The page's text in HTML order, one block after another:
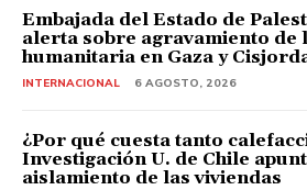
i
o
Embajada del Estado de
alerta sobre agravamiento de
humanitaria en Gaza y
INTERNACIONAL 6 AGOSTO, 2026
¿Por qué cuesta tanto
Investigación U. de Chile
aislamiento de las viviendas